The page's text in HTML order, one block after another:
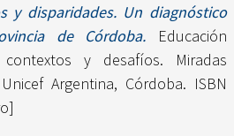
y disparidades. Un diagnóstico
de Córdoba. Educación
y desafíos. Miradas
Argentina, Córdoba. ISBN